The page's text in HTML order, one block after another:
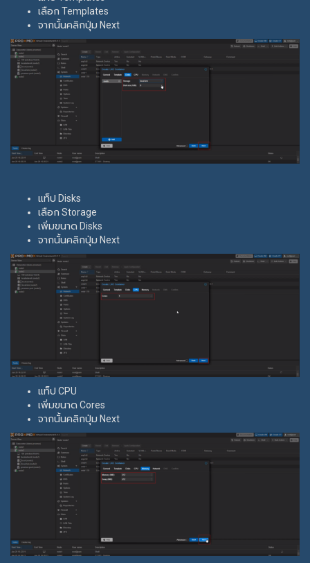
เลือก Templates
จากนั้นคลิกปุ่ม Next
แท็ป Disks
เลือก Storage
เพิ่มขนาด Disks
จากนั้นคลิกปุ่ม Next
แท็ป CPU
เพิ่มขนาด Cores
จากนั้นคลิกปุ่ม Next